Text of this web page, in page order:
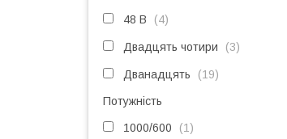
48 В 4
Двадцять чотири 3
Дванадцять 19
Потужність
1000/600 1